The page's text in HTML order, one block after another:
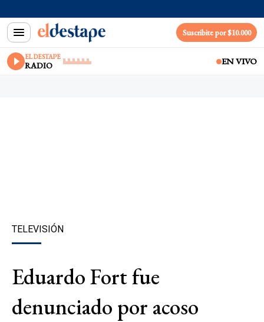
Suscribite por $10.000
EL DESTAPE
RADIO EN VIVO
TELEVISIÓN
Eduardo Fort fue
denunciado por acoso